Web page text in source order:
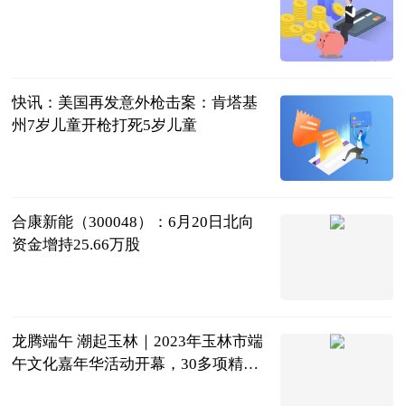
快讯：​美国再发意外枪击案：肯塔基
州7岁儿童开枪打死5岁儿童
合康新能（300048）：6月20日北向
资金增持25.66万股
龙腾端午 潮起玉林｜2023年玉林市端
午文化嘉年华活动开幕，30多项精彩